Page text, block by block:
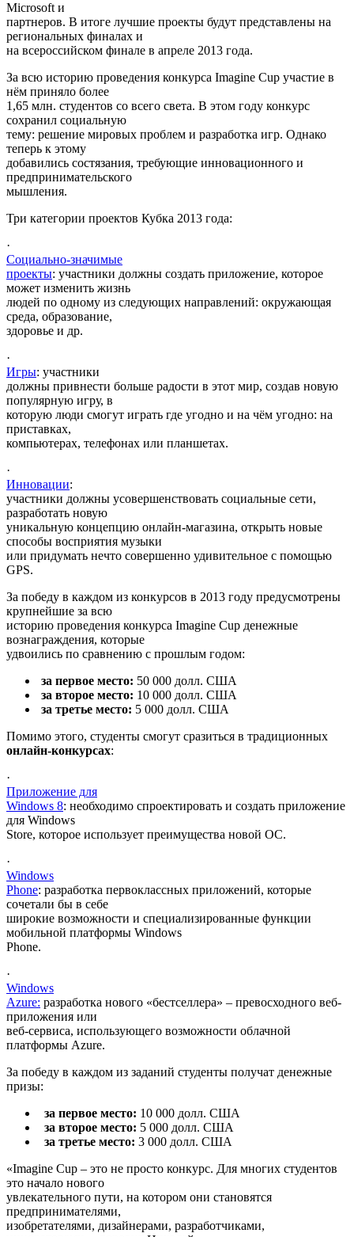
Microsoft и
партнеров. В итоге лучшие проекты будут представлены на
региональных финалах и
на всероссийском финале в апреле 2013 года.
За всю историю проведения конкурса Imagine Cup участие в
нём приняло более
1,65 млн. студентов со всего света. В этом году конкурс
сохранил социальную
тему: решение мировых проблем и разработка игр. Однако
теперь к этому
добавились состязания, требующие инновационного и
предпринимательского
мышления.
Три категории проектов Кубка 2013 года:
·
Социально-значимые
проекты: участники должны создать приложение, которое
может изменить жизнь
людей по одному из следующих направлений: окружающая
среда, образование,
здоровье и др.
·
Игры: участники
должны привнести больше радости в этот мир, создав новую
популярную игру, в
которую люди смогут играть где угодно и на чём угодно: на
приставках,
компьютерах, телефонах или планшетах.
·
Инновации:
участники должны усовершенствовать социальные сети,
разработать новую
уникальную концепцию онлайн-магазина, открыть новые
способы восприятия музыки
или придумать нечто совершенно удивительное с помощью
GPS.
За победу в каждом из конкурсов в 2013 году предусмотрены
крупнейшие за всю
историю проведения конкурса Imagine Cup денежные
вознаграждения, которые
удвоились по сравнению с прошлым годом:
за первое место: 50 000 долл. США
за второе место: 10 000 долл. США
за третье место: 5 000 долл. США
Помимо этого, студенты смогут сразиться в традиционных
онлайн-конкурсах:
·
Приложение для
Windows 8: необходимо спроектировать и создать приложение
для Windows
Store, которое использует преимущества новой ОС.
·
Windows
Phone: разработка первоклассных приложений, которые
сочетали бы в себе
широкие возможности и специализированные функции
мобильной платформы Windows
Phone.
·
Windows
Azure: разработка нового «бестселлера» – превосходного веб-
приложения или
веб-сервиса, использующего возможности облачной
платформы Azure.
За победу в каждом из заданий студенты получат денежные
призы:
за первое место: 10 000 долл. США
за второе место: 5 000 долл. США
за третье место: 3 000 долл. США
«Imagine Cup – это не просто конкурс. Для многих студентов
это начало нового
увлекательного пути, на котором они становятся
предпринимателями,
изобретателями, дизайнерами, разработчиками,